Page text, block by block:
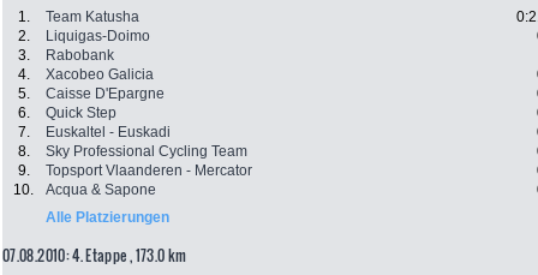
1. Team Katusha
2.
Liquigas-Doimo
3.
Rabobank
4.
Xacobeo Galicia
5.
Caisse D'Epargne
6.
Quick Step
7.
Euskaltel - Euskadi
8.
Sky Professional Cycling Team
9.
Topsport Vlaanderen - Mercator
10.
Acqua & Sapone
Alle Platzierungen
07.08.2010: 4. Etappe , 173.0 km